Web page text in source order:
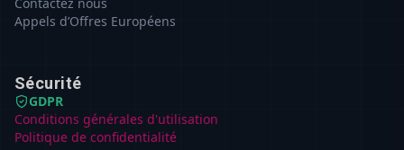
Appels d’Offres Européens
Sécurité
GDPR
Conditions générales d'utilisation
Politique de confidentialité